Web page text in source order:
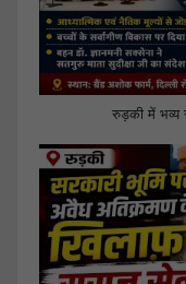
रुड़की में भव्य